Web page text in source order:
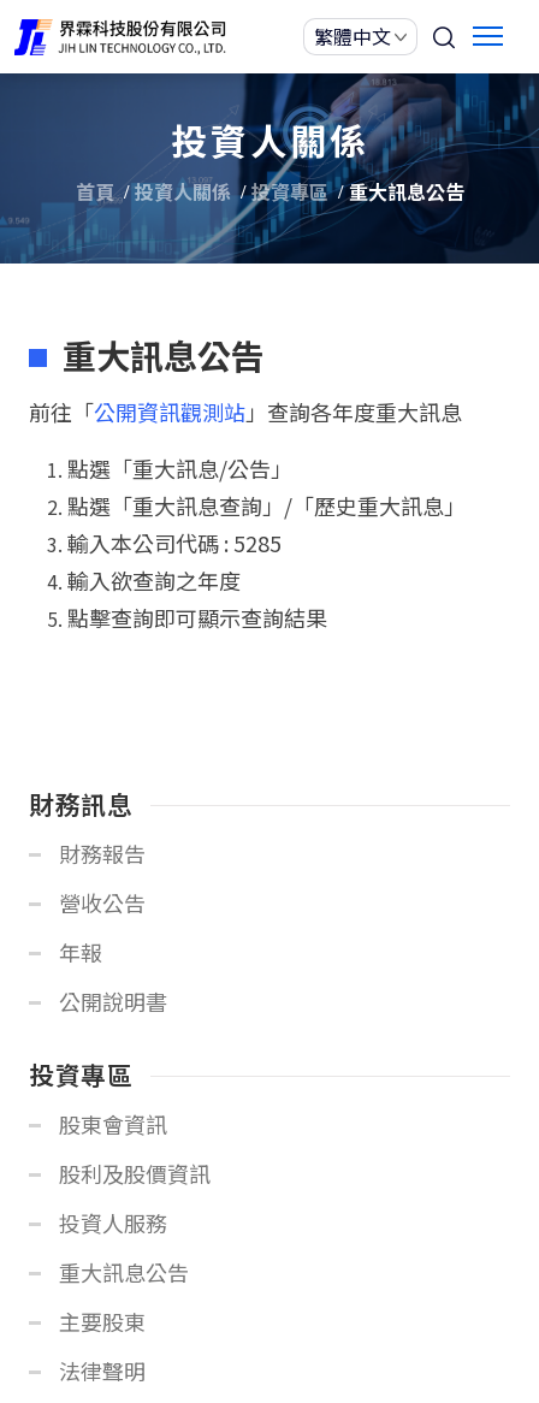
投資人關係
首頁 投資人關係 投資專區 重大訊息公告
財務訊息
財務報告
營收公告
年報
公開說明書
投資專區
股東會資訊
股利及股價資訊
投資人服務
重大訊息公告
主要股東
法律聲明
重大訊息公告
前往「公開資訊觀測站」 查詢各年度重大訊息
點選「重大訊息/公告」
點選「重大訊息查詢」/「歷史重大訊息」
輸入本公司代碼 : 5285
輸入欲查詢之年度
點擊查詢即可顯示查詢結果